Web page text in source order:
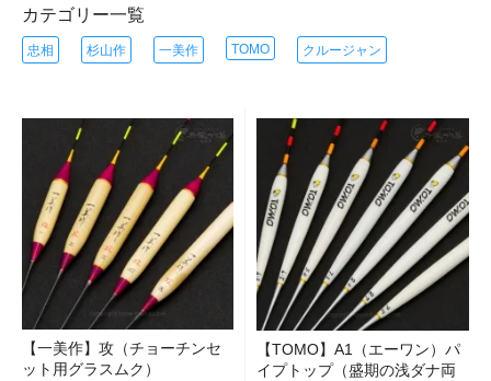
カテゴリー一覧
忠相 杉山作 一美作 TOMO クルージャン
【一美作】攻（チョーチンセ
ット用グラスムク）
【TOMO】A1（エーワン）パ
イプトップ（盛期の浅ダナ両